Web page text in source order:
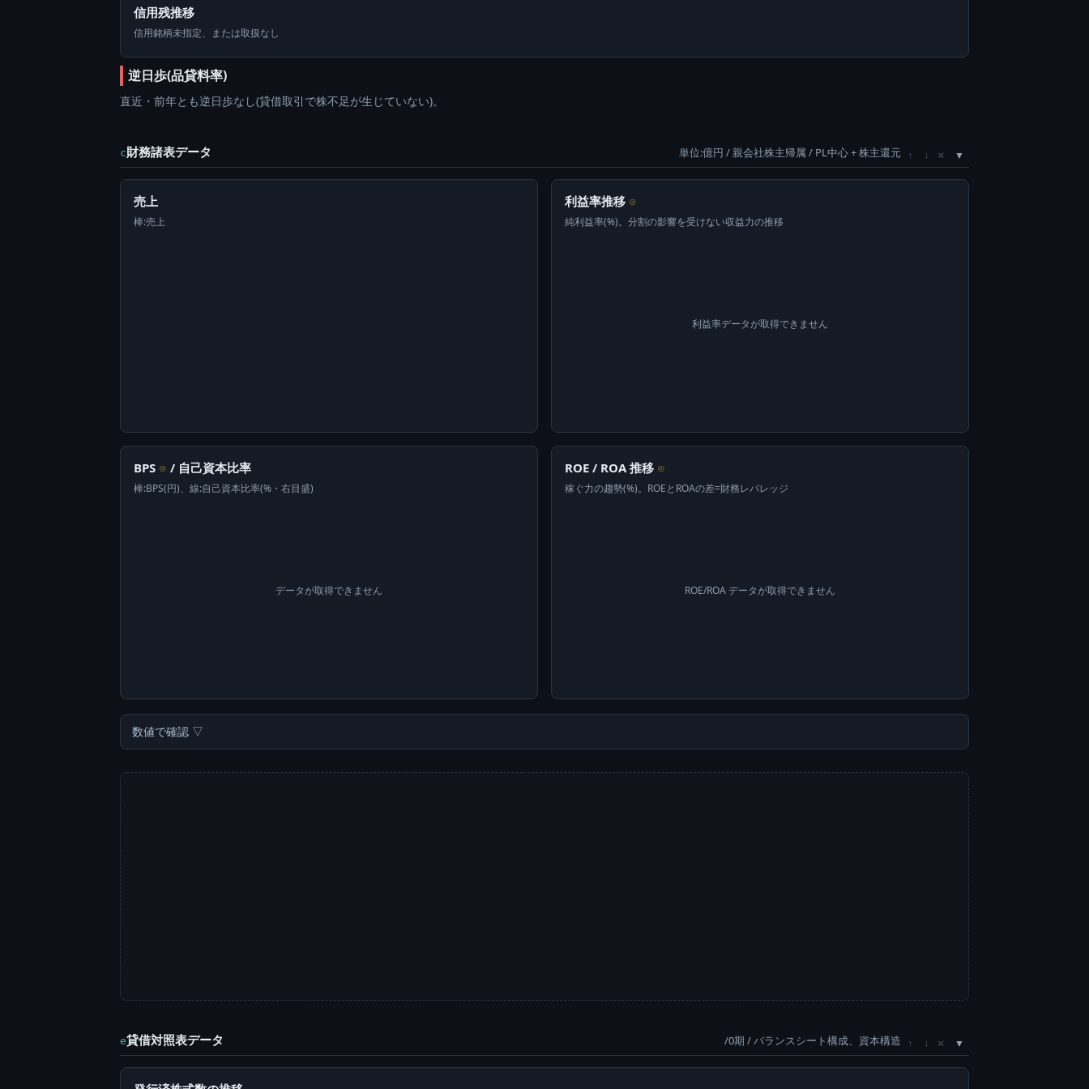
信用残推移
信用銘柄未指定、または取扱なし
逆日歩(品貸料率)
直近・前年とも逆日歩なし(貸借取引で株不足が生じていない)。
c財務諸表データ 単位:億円 / 親会社株主帰属 / PL中心 + 株主還元 ↑ ↓ ×
売上
棒:売上
利益率推移 ⊙
純利益率(%)。分割の影響を受けない収益力の推移
利益率データが取得できません
BPS ⊙ / 自己資本比率
棒:BPS(円)、線:自己資本比率(%・右目盛)
データが取得できません
ROE / ROA 推移 ⊙
稼ぐ力の趨勢(%)。ROEとROAの差=財務レバレッジ
ROE/ROA データが取得できません
数値で確認 ▽
e貸借対照表データ /0期 / バランスシート構成、資本構造 ↑ ↓ ×